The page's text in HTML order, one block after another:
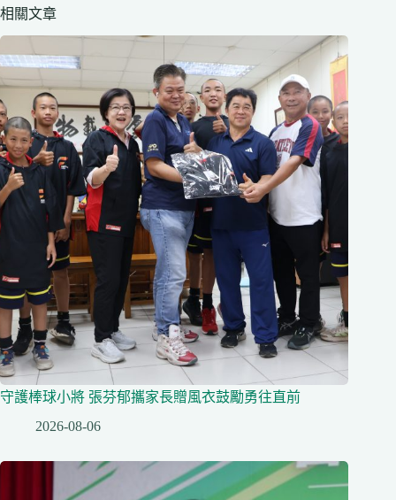
相關文章
守護棒球小將 張芬郁攜家長贈風衣鼓勵勇往直前
2026-08-06